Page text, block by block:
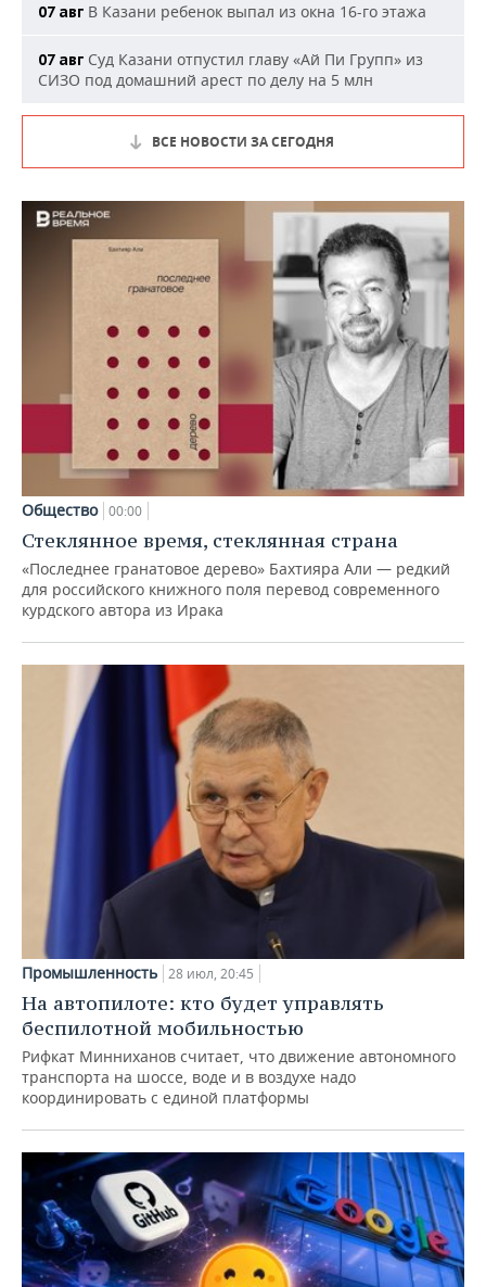
07 авг В Казани ребенок выпал из окна 16-го этажа
07 авг Суд Казани отпустил главу «Ай Пи Групп» из
СИЗО под домашний арест по делу на 5 млн
ВСЕ НОВОСТИ ЗА СЕГОДНЯ
Общество 00:00
Стеклянное время, стеклянная страна
«Последнее гранатовое дерево» Бахтияра Али — редкий
для российского книжного поля перевод современного
курдского автора из Ирака
Промышленность 28 июл, 20:45
На автопилоте: кто будет управлять
беспилотной мобильностью
Рифкат Минниханов считает, что движение автономного
транспорта на шоссе, воде и в воздухе надо
координировать с единой платформы